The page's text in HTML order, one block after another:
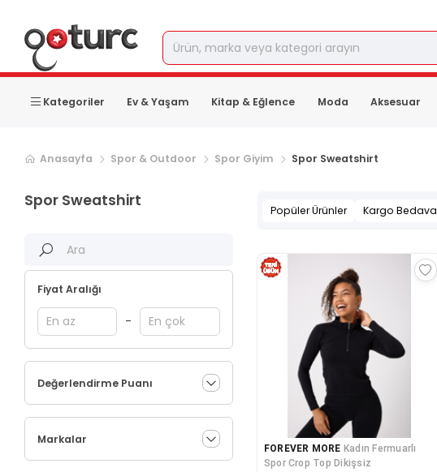
Kategoriler Ev & Yaşam Kitap & Eğlence Moda Aksesuar
Anasayfa Spor & Outdoor Spor Giyim Spor Sweatshirt
Spor Sweatshirt
Fiyat Aralığı
-
Değerlendirme Puanı
Markalar
Popüler Ürünler Kargo Bedava
FOREVER MORE Kadın Fermuarlı
Spor Crop Top Dikişsiz